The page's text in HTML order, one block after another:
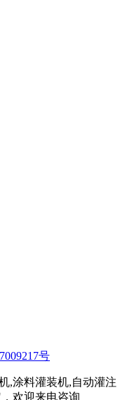
号
,涂料灌装机,自动灌注
欢迎来电咨询